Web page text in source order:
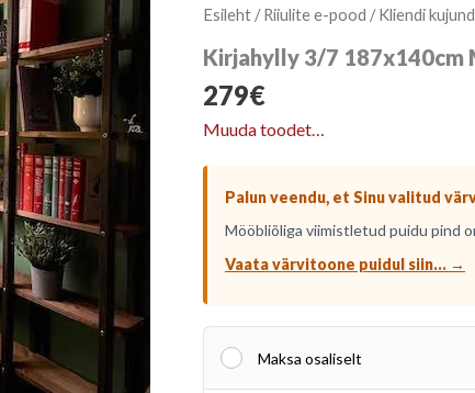
Esileht /Riiulite e-pood /Kliendi
Kirjahylly 3/7 187x140cm
279€
Muuda toodet…
Palun veendu, et Sinu valitud
Mööbliõliga viimistletud puidu pind
Vaata värvitoone puidul siin... →
Maksa osaliselt